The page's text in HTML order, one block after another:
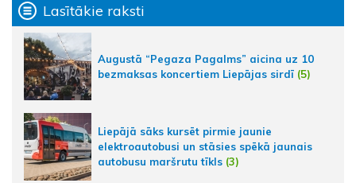
Lasītākie raksti
Augustā “Pegaza Pagalms” aicina uz 10
bezmaksas koncertiem Liepājas sirdī (5)
Liepājā sāks kursēt pirmie jaunie
elektroautobusi un stāsies spēkā jaunais
autobusu maršrutu tīkls (3)